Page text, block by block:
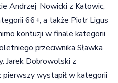
Andrzej Nowicki z Katowic,
66+, a także Piotr Ligus
kontuzji w finale kategorii
przeciwnika Sławka
Jarek Dobrowolski z
pierwszy wystąpił w kategorii